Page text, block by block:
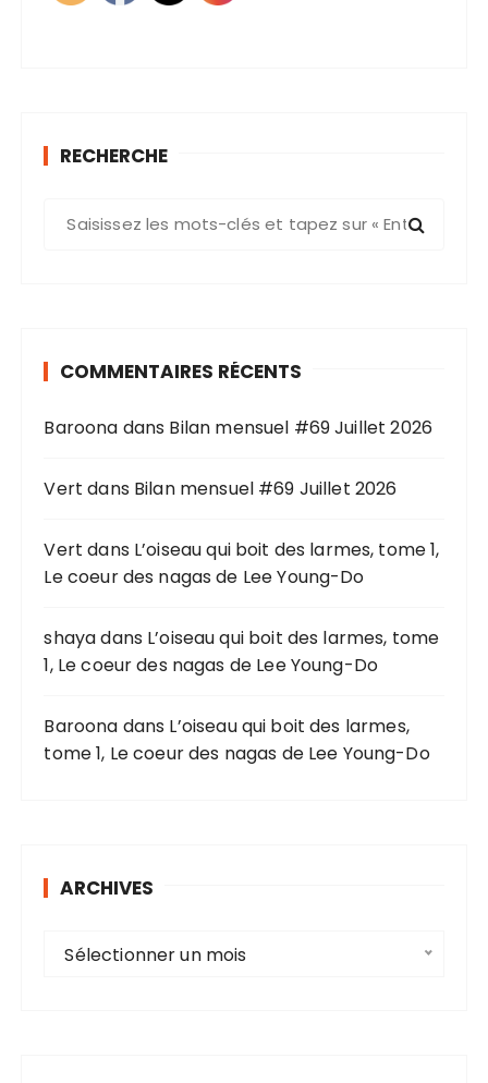
RECHERCHE
e
o
r
COMMENTAIRES RÉCENTS
Baroona dans Bilan mensuel #69 Juillet 2026
Vert dans Bilan mensuel #69 Juillet 2026
Vert dans L’oiseau qui boit des larmes, tome 1,
Le coeur des nagas de Lee Young-Do
shayadans L’oiseau qui boit des larmes, tome
1, Le coeur des nagas de Lee Young-Do
Baroona dans L’oiseau qui boit des larmes,
tome 1, Le coeur des nagas de Lee Young-Do
ARCHIVES
Sélectionner un mois